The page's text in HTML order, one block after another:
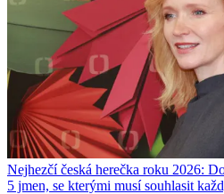
Nejhezčí česká herečka roku 2026:
5 jmen, se kterými musí souhlasit